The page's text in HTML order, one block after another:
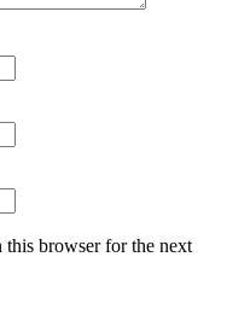
this browser for the next